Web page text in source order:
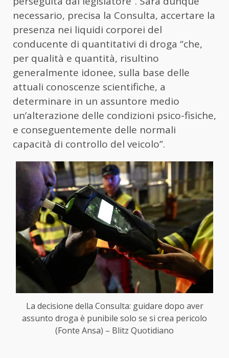
necessario, precisa la Consulta, accertare la
presenza nei liquidi corporei del
conducente di quantitativi di droga “che,
per qualità e quantità, risultino
generalmente idonee, sulla base delle
attuali conoscenze scientifiche, a
determinare in un assuntore medio
un’alterazione delle condizioni psico-fisiche,
e conseguentemente delle normali
capacità di controllo del veicolo”.
La decisione della Consulta: guidare dopo aver
assunto droga è punibile solo se si crea pericolo
(Fonte Ansa) – Blitz Quotidiano